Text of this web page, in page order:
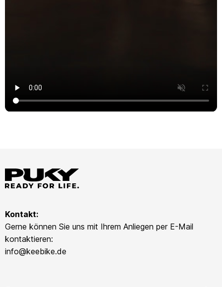
Kontakt:
Gerne können Sie uns mit Ihrem Anliegen per E-Mail
kontaktieren:
info@keebike.de